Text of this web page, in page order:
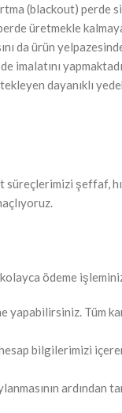
(blackout) perde
üretmekle
da ürün
dayanıklı
şeffaf,
ödeme
yapabilirsiniz. Tüm
bilgilerimizi
ardından